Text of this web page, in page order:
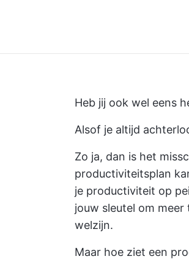
Heb jij ook wel eens
Alsof je altijd
Zo ja, dan is het
productiviteitsplan
je productiviteit op
jouw sleutel om
welzijn.
Maar hoe ziet een